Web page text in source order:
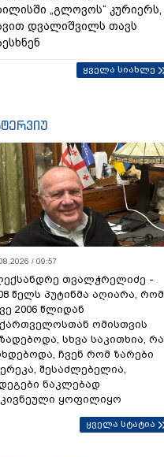
„გლოვოს“ კურიერს,
დვალიშვილს თავს
ყველა სიახლე
/ 09:57
თვალჭრელიძე -
წელს პუტინმა აღიარა, რომ
2006 წლიდან
ომისთვის
სხვა საკითხია, რა
ჩვენ რომ ზარები
შესაძლებელია,
ნაკლებად
ყოფილიყო
ყველა სტატია